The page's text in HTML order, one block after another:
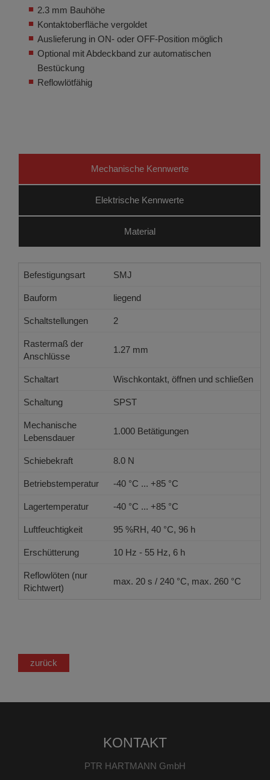
2.3 mm Bauhöhe
Kontaktoberfläche vergoldet
Auslieferung in ON- oder OFF-Position möglich
Optional mit Abdeckband zur automatischen
Bestückung
Reflowlötfähig
Mechanische Kennwerte
Elektrische Kennwerte
Material
Befestigungsart SMJ
Bauform liegend
Schaltstellungen 2
Rastermaß der
Anschlüsse
1.27 mm
Schaltart Wischkontakt, öffnen und schließen
Schaltung SPST
Mechanische
Lebensdauer
1.000 Betätigungen
Schiebekraft 8.0 N
Betriebstemperatur -40 °C ... +85 °C
Lagertemperatur -40 °C ... +85 °C
Luftfeuchtigkeit 95 %RH, 40 °C, 96 h
Erschütterung 10 Hz - 55 Hz, 6 h
Reflowlöten (nur
Richtwert)
max. 20 s / 240 °C, max. 260 °C
zurück
KONTAKT
PTR HARTMANN GmbH